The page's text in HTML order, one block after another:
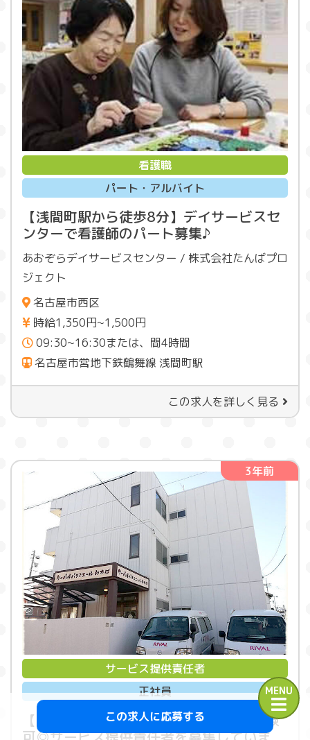
MENU
看護職
パート・アルバイト
【浅間町駅から徒歩8分】デイサービスセ
ンターで看護師のパート募集♪
あおぞらデイサービスセンター / 株式会社たんばプロ
ジェクト
名古屋市西区
時給1,350円~1,500円
09:30~16:30または、間4時間
名古屋市営地下鉄鶴舞線 浅間町駅
この求人を詳しく見る
3年前
サービス提供責任者
正社員
【北区／正社員】昇給・賞与あり♪未経験
この求人に応募する